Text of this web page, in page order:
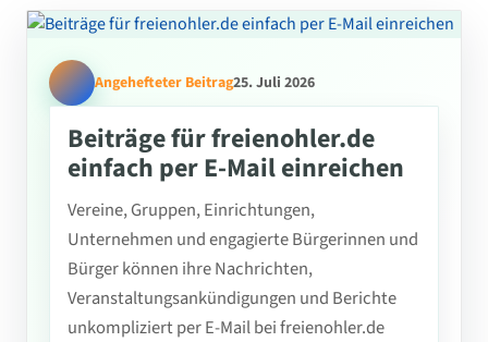
Angehefteter Beitrag25. Juli 2026
Beiträge für freienohler.de
einfach per E-Mail einreichen
Vereine, Gruppen, Einrichtungen,
Unternehmen und engagierte Bürgerinnen und
Bürger können ihre Nachrichten,
Veranstaltungsankündigungen und Berichte
unkompliziert per E-Mail bei freienohler.de